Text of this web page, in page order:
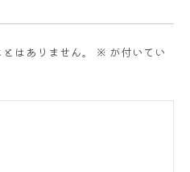
はありません。 ※ が付いてい